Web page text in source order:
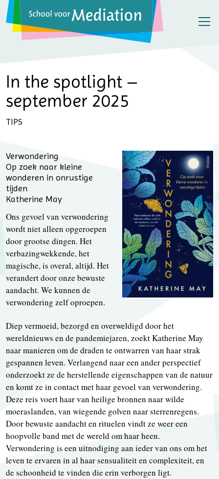
In the spotlight –
september 2025
TIPS
Verwondering
Op zoek naar kleine
wonderen in onrustige
tijden
Katherine May
Ons gevoel van verwondering
wordt niet alleen opgeroepen
door grootse dingen. Het
verbazingwekkende, het
magische, is overal, altijd. Het
verandert door onze bewuste
aandacht. We kunnen de
verwondering zelf oproepen.
Diep vermoeid, bezorgd en overweldigd door het
wereldnieuws en de pandemiejaren, zoekt Katherine May
naar manieren om de draden te ontwarren van haar strak
gespannen leven. Verlangend naar een ander perspectief
onderzoekt ze de herstellende eigenschappen van de natuur
en komt ze in contact met haar gevoel van verwondering.
Deze reis voert haar van heilige bronnen naar wilde
moeraslanden, van wiegende golven naar sterrenregens.
Door bewuste aandacht en rituelen vindt ze weer een
hoopvolle band met de wereld om haar heen.
Verwondering is een uitnodiging aan ieder van ons om het
leven te ervaren in al haar sensualiteit en complexiteit, en
de schoonheid te vinden die erin verborgen ligt.